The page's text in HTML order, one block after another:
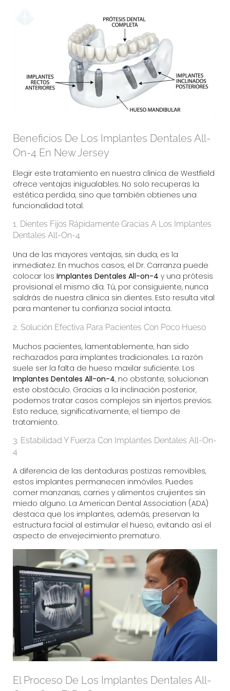
Beneficios De Los Implantes Dentales All-
On-4 En New Jersey
Elegir este tratamiento en nuestra clínica de Westfield
ofrece ventajas inigualables. No solo recuperas la
estética perdida, sino que también obtienes una
funcionalidad total.
1. Dientes Fijos Rápidamente Gracias A Los Implantes
Dentales All-On-4
Una de las mayores ventajas, sin duda, es la
inmediatez. En muchos casos, el Dr. Carranza puede
colocar los Implantes Dentales All-on-4 y una prótesis
provisional el mismo día. Tú, por consiguiente, nunca
saldrás de nuestra clínica sin dientes. Esto resulta vital
para mantener tu confianza social intacta.
2. Solución Efectiva Para Pacientes Con Poco Hueso
Muchos pacientes, lamentablemente, han sido
rechazados para implantes tradicionales. La razón
suele ser la falta de hueso maxilar suficiente. Los
Implantes Dentales All-on-4, no obstante, solucionan
este obstáculo. Gracias a la inclinación posterior,
podemos tratar casos complejos sin injertos previos.
Esto reduce, significativamente, el tiempo de
tratamiento.
3. Estabilidad Y Fuerza Con Implantes Dentales All-On-
4
A diferencia de las dentaduras postizas removibles,
estos implantes permanecen inmóviles. Puedes
comer manzanas, carnes y alimentos crujientes sin
miedo alguno. La American Dental Association (ADA)
destaca que los implantes, además, preservan la
estructura facial al estimular el hueso, evitando así el
aspecto de envejecimiento prematuro.
El Proceso De Los Implantes Dentales All-